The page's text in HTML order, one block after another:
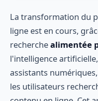
La transformation du
ligne est en cours,
recherchealimentée
l'intelligence
assistants
les utilisateurs